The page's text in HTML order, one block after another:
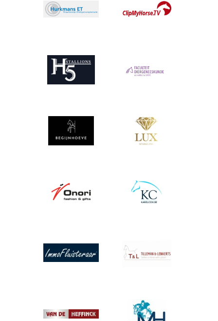
Afbeelding
Afbeelding Afbeelding
Afbeelding Afbeelding
Afbeelding Afbeelding
Afbeelding Afbeelding
Afbeelding
Afbeelding